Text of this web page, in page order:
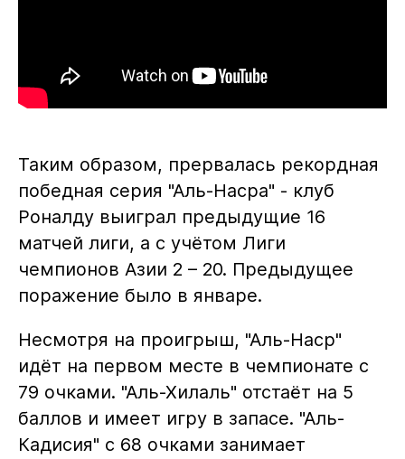
Таким образом, прервалась рекордная
победная серия "Аль-Насра" - клуб
Роналду выиграл предыдущие 16
матчей лиги, а с учётом Лиги
чемпионов Азии 2 – 20. Предыдущее
поражение было в январе.
Несмотря на проигрыш, "Аль-Наср"
идёт на первом месте в чемпионате с
79 очками. "Аль-Хилаль" отстаёт на 5
баллов и имеет игру в запасе. "Аль-
Кадисия" с 68 очками занимает